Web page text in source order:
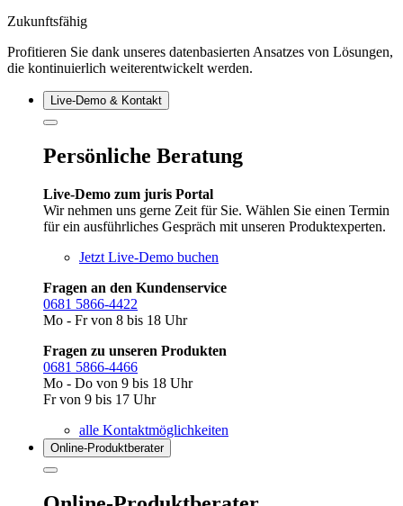
Zukunftsfähig
Profitieren Sie dank unseres datenbasierten Ansatzes von Lösungen,
die kontinuierlich weiterentwickelt werden.
Live‑Demo & Kontakt
Persönliche Beratung
Live-Demo zum juris Portal
Wir nehmen uns gerne Zeit für Sie. Wählen Sie einen Termin
für ein ausführliches Gespräch mit unseren Produktexperten.
Jetzt Live-Demo buchen
Fragen an den Kundenservice
0681 5866-4422
Mo - Fr von 8 bis 18 Uhr
Fragen zu unseren Produkten
0681 5866-4466
Mo - Do von 9 bis 18 Uhr
Fr von 9 bis 17 Uhr
alle Kontaktmöglichkeiten
Online-Produkt­berater